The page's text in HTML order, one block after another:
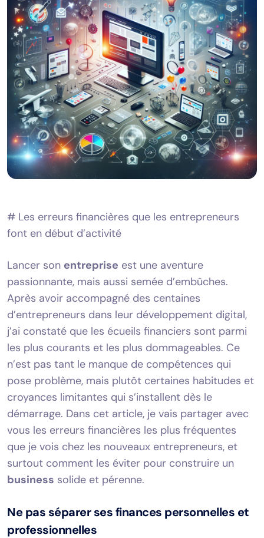
# Les erreurs financières que les entrepreneurs
font en début d’activité
Lancer son entreprise est une aventure
passionnante, mais aussi semée d’embûches.
Après avoir accompagné des centaines
d’entrepreneurs dans leur développement digital,
j’ai constaté que les écueils financiers sont parmi
les plus courants et les plus dommageables. Ce
n’est pas tant le manque de compétences qui
pose problème, mais plutôt certaines habitudes et
croyances limitantes qui s’installent dès le
démarrage. Dans cet article, je vais partager avec
vous les erreurs financières les plus fréquentes
que je vois chez les nouveaux entrepreneurs, et
surtout comment les éviter pour construire un
business solide et pérenne.
Ne pas séparer ses finances personnelles et
professionnelles